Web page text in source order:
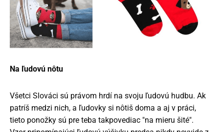
Na ľudovú nôtu
Všetci Slováci sú právom hrdí na svoju ľudovú hudbu. Ak
patríš medzi nich, a ľudovky si nôtiš doma a aj v práci,
tieto ponožky sú pre teba takpovediac "na mieru šité".